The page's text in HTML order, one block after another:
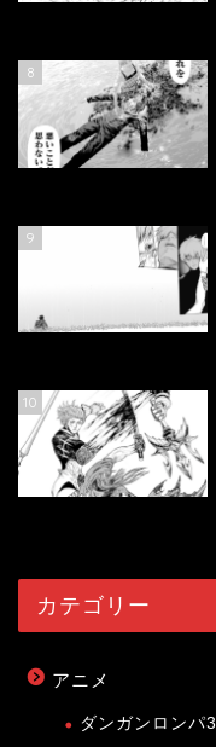
8
9
10
カテゴリー
アニメ
ダンガンロンパ3